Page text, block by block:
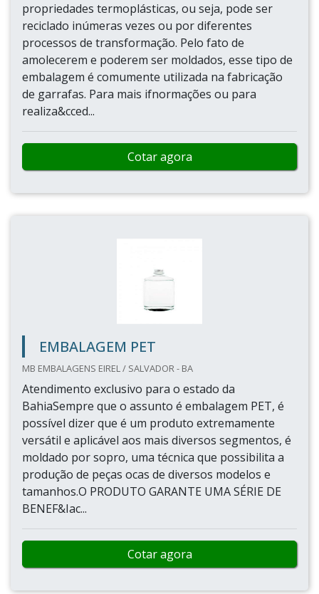
propriedades termoplásticas, ou seja, pode ser
reciclado inúmeras vezes ou por diferentes
processos de transformação. Pelo fato de
amolecerem e poderem ser moldados, esse tipo de
embalagem é comumente utilizada na fabricação
de garrafas. Para mais ifnormações ou para
realiza&cced...
Cotar agora
EMBALAGEM PET
MB EMBALAGENS EIREL / SALVADOR - BA
Atendimento exclusivo para o estado da
BahiaSempre que o assunto é embalagem PET, é
possível dizer que é um produto extremamente
versátil e aplicável aos mais diversos segmentos, é
moldado por sopro, uma técnica que possibilita a
produção de peças ocas de diversos modelos e
tamanhos.O PRODUTO GARANTE UMA SÉRIE DE
BENEF&Iac...
Cotar agora